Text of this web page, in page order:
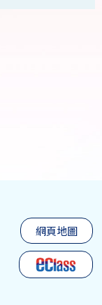
網頁地圖